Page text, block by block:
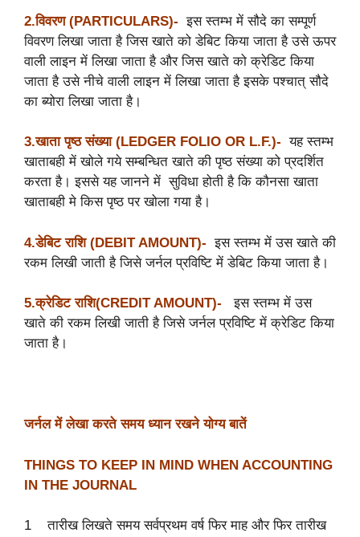
2.विवरण (PARTICULARS)- इस स्तम्भ में सौदे का सम्पूर्ण
विवरण लिखा जाता है जिस खाते को डेबिट किया जाता है उसे ऊपर
वाली लाइन में लिखा जाता है और जिस खाते को क्रेडिट किया
जाता है उसे नीचे वाली लाइन में लिखा जाता है इसके पश्चात् सौदे
का ब्योरा लिखा जाता है।
3.खाता पृष्ठ संख्या (LEDGER FOLIO OR L.F.)- यह स्तम्भ
खाताबही में खोले गये सम्बन्धित खाते की पृष्ठ संख्या को प्रदर्शित
करता है। इससे यह जानने में सुविधा होती है कि कौनसा खाता
खाताबही मे किस पृष्ठ पर खोला गया है।
4.डेबिट राशि (DEBIT AMOUNT)- इस स्तम्भ में उस खाते की
रकम लिखी जाती है जिसे जर्नल प्रविष्टि में डेबिट किया जाता है।
5.क्रेडिट राशि(CREDIT AMOUNT)- इस स्तम्भ में उस
खाते की रकम लिखी जाती है जिसे जर्नल प्रविष्टि में क्रेडिट किया
जाता है।
जर्नल में लेखा करते समय ध्यान रखने योग्य बातें
THINGS TO KEEP IN MIND WHEN ACCOUNTING
IN THE JOURNAL
1 तारीख लिखते समय सर्वप्रथम वर्ष फिर माह और फिर तारीख